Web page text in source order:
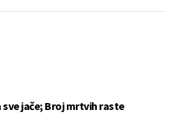
sve jače; Broj mrtvih raste